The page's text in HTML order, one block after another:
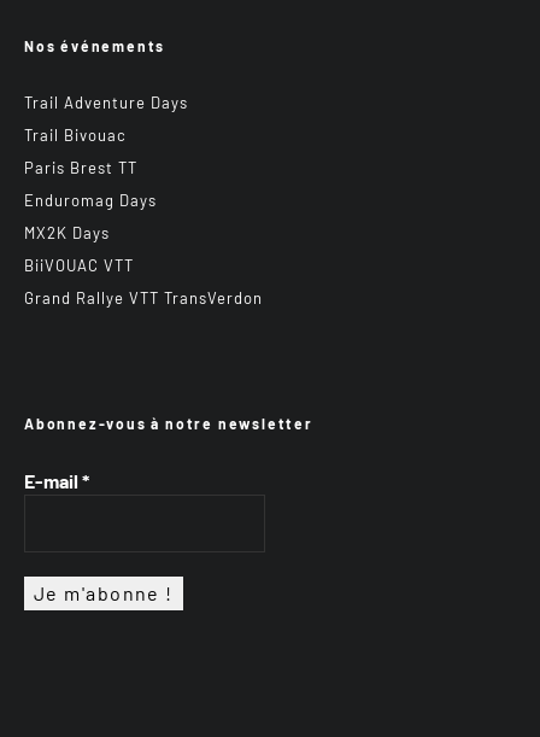
Nos événements
Trail Adventure Days
Trail Bivouac
Paris Brest TT
Enduromag Days
MX2K Days
BiiVOUAC VTT
Grand Rallye VTT TransVerdon
Abonnez-vous à notre newsletter
E-mail *